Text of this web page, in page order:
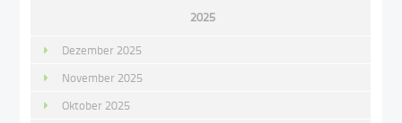
2025
Dezember 2025
November 2025
Oktober 2025